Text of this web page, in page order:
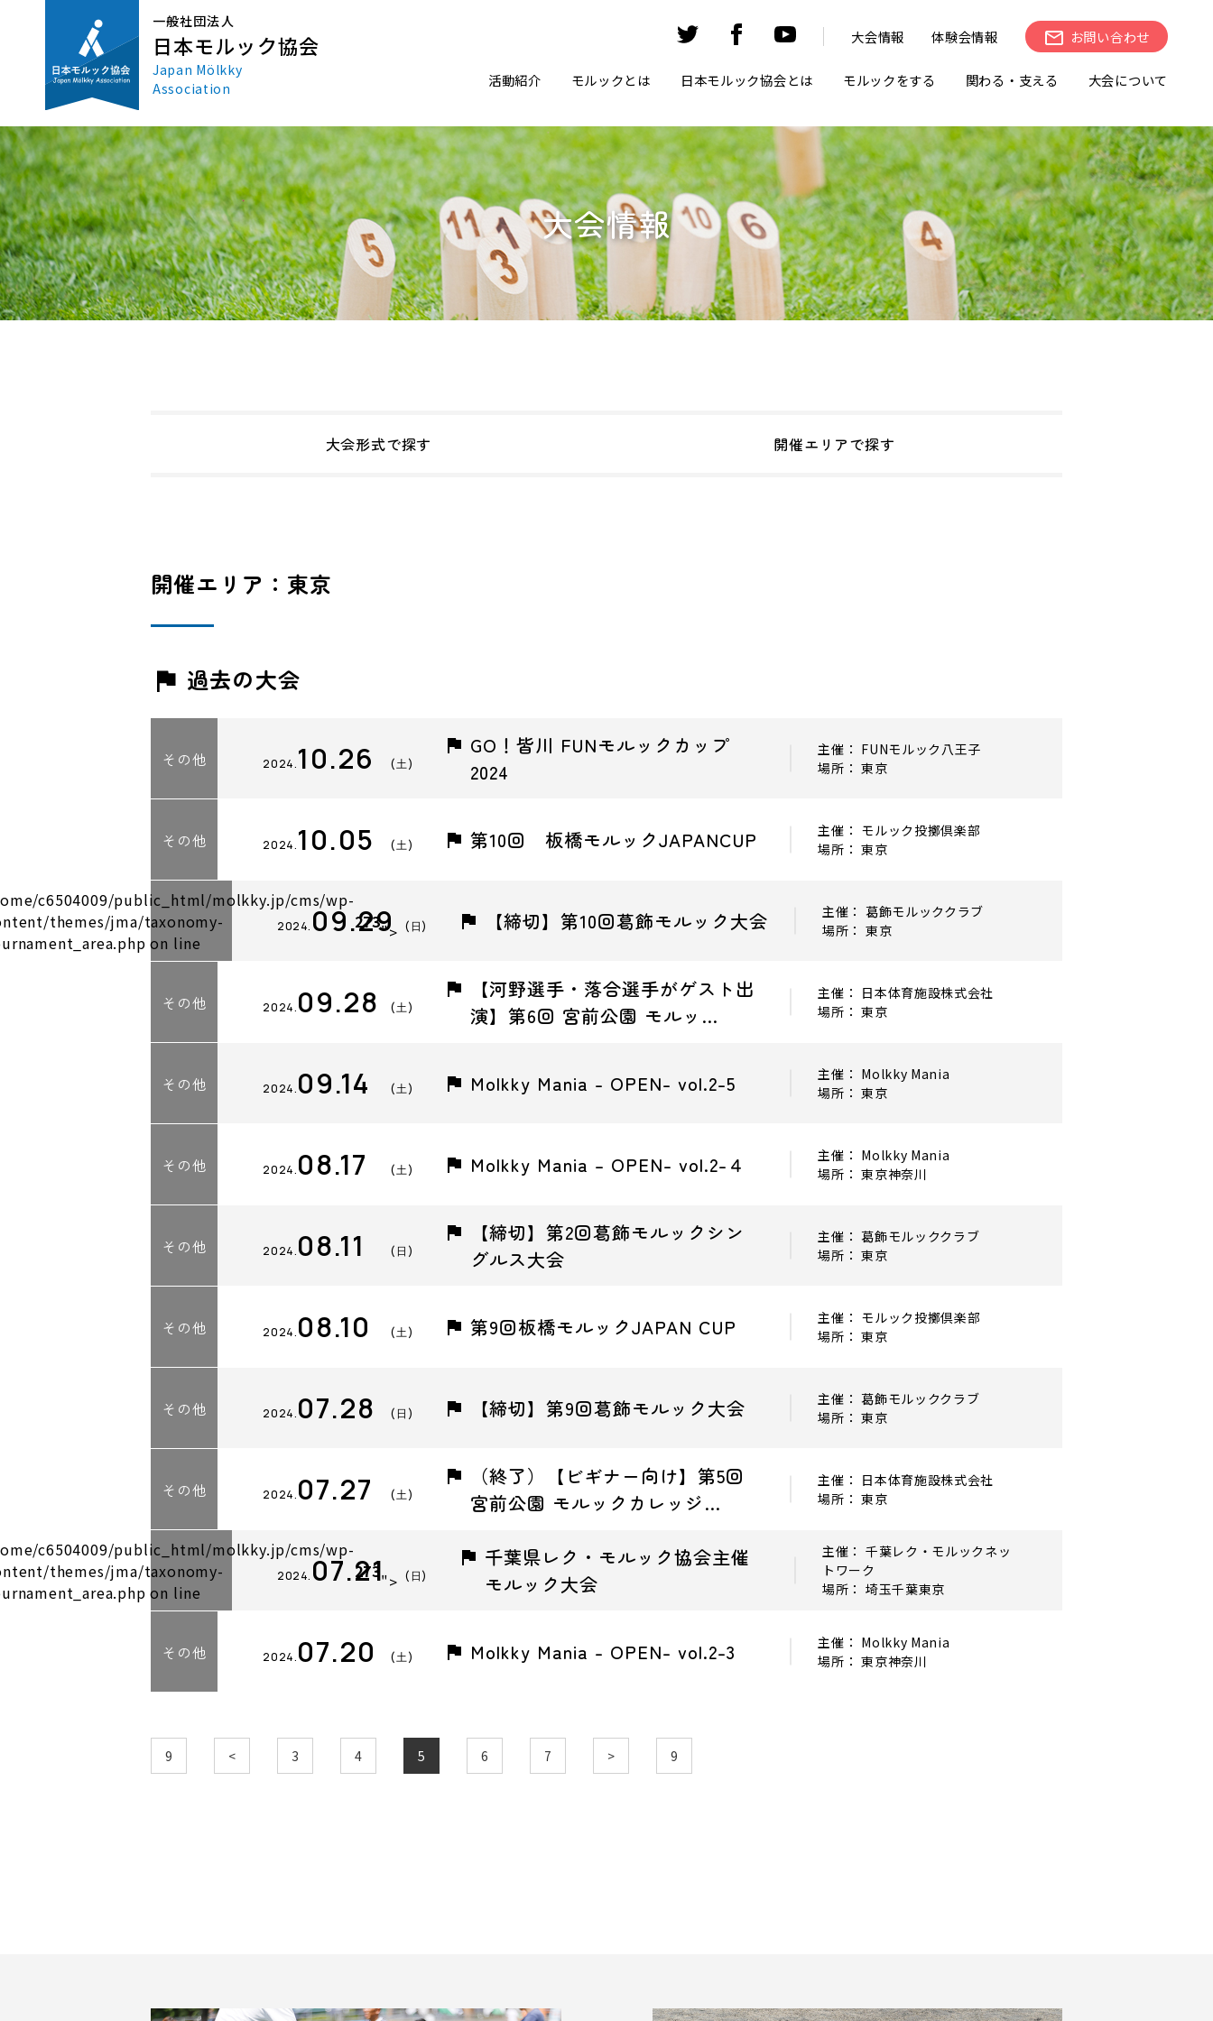
一般社団法人
日本モルック協会
Japan Mölkky
Association
大会情報 体験会情報 お問い合わせ
活動紹介 モルックとは 日本モルック協会とは モルックをする 関わる・支える 大会について
大会情報
大会形式で探す 開催エリアで探す
開催エリア：東京
過去の大会
その他 2024.10.26 (土)
GO！皆川 FUNモルックカップ
2024
主催： FUNモルック八王子
場所： 東京
その他 2024.10.05 (土) 第10回 板橋モルックJAPANCUP
主催： モルック投擲倶楽部
場所： 東京
c6504009/public_html/molkky.jp/cms/wp-
themes/jma/taxonomy-
on line
273">
2024. 09.29 (日) 【締切】第10回葛飾モルック大会
主催： 葛飾モルッククラブ
場所： 東京
その他 2024.09.28 (土)
【河野選手・落合選手がゲスト出
演】第6回 宮前公園 モルッ…
主催： 日本体育施設株式会社
場所： 東京
その他 2024.09.14 (土) Molkky Mania - OPEN- vol.2-5
主催： Molkky Mania
場所： 東京
その他 2024.08.17 (土) Molkky Mania – OPEN- vol.2-４
主催： Molkky Mania
場所： 東京神奈川
その他 2024.08.11 (日)
【締切】第2回葛飾モルックシン
グルス大会
主催： 葛飾モルッククラブ
場所： 東京
その他 2024.08.10 (土) 第9回板橋モルックJAPAN CUP
主催： モルック投擲倶楽部
場所： 東京
その他 2024.07.28 (日) 【締切】第9回葛飾モルック大会
主催： 葛飾モルッククラブ
場所： 東京
その他 2024.07.27 (土)
（終了）【ビギナー向け】第5回
宮前公園 モルックカレッジ…
主催： 日本体育施設株式会社
場所： 東京
c6504009/public_html/molkky.jp/cms/wp-
themes/jma/taxonomy-
on line
273 ">
2024. 07.21 (日)
千葉県レク・モルック協会主催
モルック大会
主催： 千葉レク・モルックネッ
トワーク
場所： 埼玉千葉東京
その他 2024.07.20 (土) Molkky Mania - OPEN- vol.2-3
主催： Molkky Mania
場所： 東京神奈川
9 < 3 4 5 6 7 > 9